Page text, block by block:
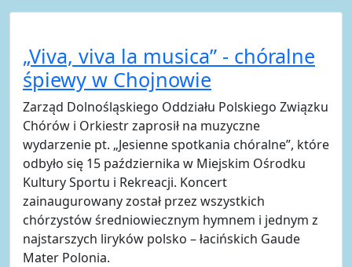
„Viva, viva la musica” - chóralne
śpiewy w Chojnowie
Zarząd Dolnośląskiego Oddziału Polskiego Związku
Chórów i Orkiestr zaprosił na muzyczne
wydarzenie pt. „Jesienne spotkania chóralne”, które
odbyło się 15 października w Miejskim Ośrodku
Kultury Sportu i Rekreacji. Koncert
zainaugurowany został przez wszystkich
chórzystów średniowiecznym hymnem i jednym z
najstarszych liryków polsko – łacińskich Gaude
Mater Polonia.